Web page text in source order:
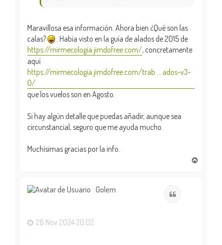
Maravillosa esa información. Ahora bien ¿Qué son las
calas?
. Había visto en la guía de alados de 2015 de
https://mirmecologia.jimdofree.com/, concretamente
aquí
https://mirmecologia.jimdofree.com/trab ... ados-v3-
0/
que los vuelos son en Agosto.
Si hay algún detalle que puedas añadir, aunque sea
circunstancial, seguro que me ayuda mucho.
Muchísimas gracias por la info.
Golem
28 Nov 2024 20:02